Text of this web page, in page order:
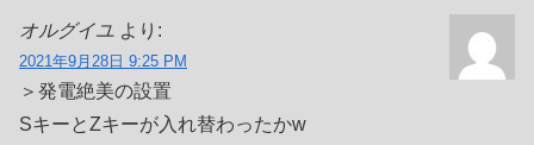
オルグイユ より:
2021年9月28日 9:25 PM
＞発電絶美の設置
SキーとZキーが入れ替わったかw